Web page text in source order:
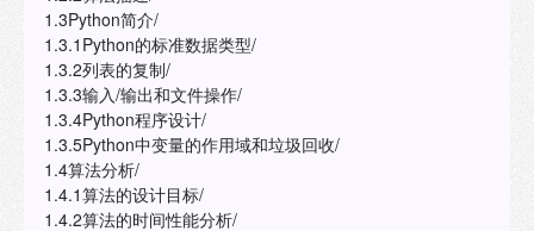
1.3Python简介/
1.3.1Python的标准数据类型/
1.3.2列表的复制/
1.3.3输入/输出和文件操作/
1.3.4Python程序设计/
1.3.5Python中变量的作用域和垃圾回收/
1.4算法分析/
1.4.1算法的设计目标/
1.4.2算法的时间性能分析/